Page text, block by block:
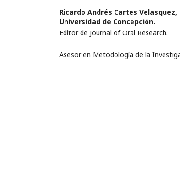
Ricardo Andrés Cartes Velasquez,
Universidad de Concepción.
Editor de Journal of Oral Research.
Asesor en Metodología de la